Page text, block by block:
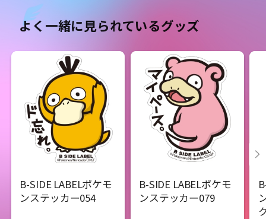
よく一緒に見られているグッズ
B-SIDE LABELポケモ
ンステッカー054
B-SIDE LABELポケモ
ンステッカー079